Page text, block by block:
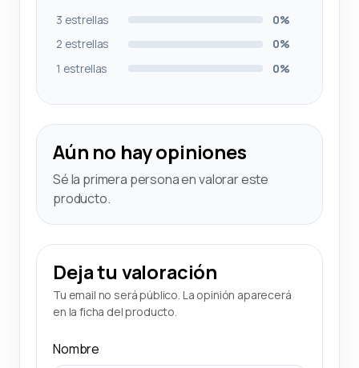
3 estrellas
0%
2 estrellas
0%
1 estrellas
0%
Aún no hay opiniones
Sé la primera persona en valorar este
producto.
Deja tu valoración
Tu email no será público. La opinión aparecerá
en la ficha del producto.
Nombre